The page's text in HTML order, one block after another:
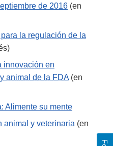
de 2016 (en
la regulación de la
innovación en
animal de la FDA (en
Alimente su mente
animal y veterinaria (en